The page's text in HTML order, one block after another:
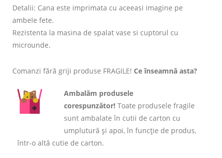
Detalii: Cana este imprimata cu aceeasi imagine pe
ambele fete.
Rezistenta la masina de spalat vase si cuptorul cu
microunde.
Comanzi fără griji produse FRAGILE! Ce înseamnă asta?
Ambalăm produsele
corespunzător! Toate produsele fragile
sunt ambalate în cutii de carton cu
umplutură și apoi, în funcție de produs,
într-o altă cutie de carton.